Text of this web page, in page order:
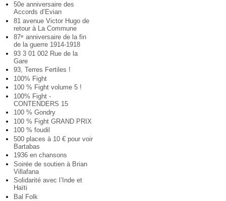
50e anniversaire des
Accords d’Evian
81 avenue Victor Hugo de
retour à La Commune
87e anniversaire de la fin
de la guerre 1914-1918
93 3 01 002 Rue de la
Gare
93, Terres Fertiles !
100% Fight
100 % Fight volume 5 !
100% Fight -
CONTENDERS 15
100 % Gondry
100 % Fight GRAND PRIX
100 % foudil
500 places à 10 € pour voir
Bartabas
1936 en chansons
Soirée de soutien à Brian
Villafana
Solidarité avec l’Inde et
Haïti
Bal Folk